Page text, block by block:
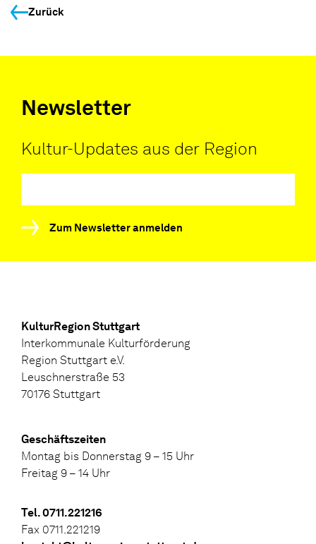
Zurück
Newsletter
Kultur-Updates aus der Region
Zum Newsletter anmelden
KulturRegion Stuttgart
Interkommunale Kulturförderung
Region Stuttgart e.V.
Leuschnerstraße 53
70176 Stuttgart
Geschäftszeiten
Montag bis Donnerstag 9 – 15 Uhr
Freitag 9 – 14 Uhr
Tel. 0711.221216
Fax 0711.221219